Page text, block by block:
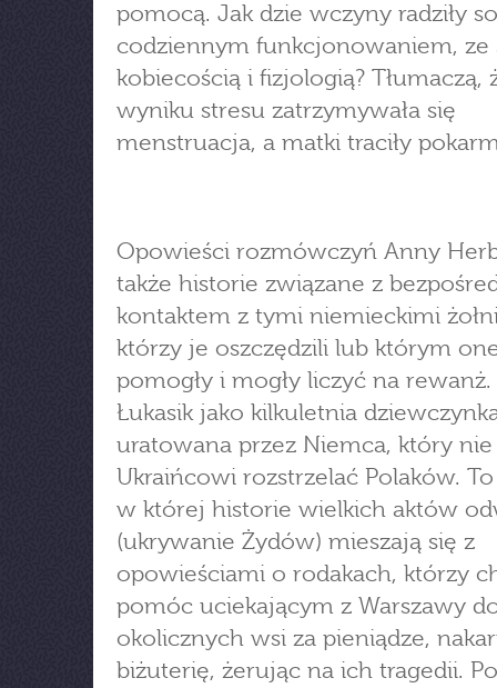
pomocą. Jak dzie wczyny radziły
codziennym funkcjonowaniem, ze
kobiecością i fizjologią? Tłumaczą,
wyniku stresu zatrzymywała się
menstruacja, a matki traciły
Opowieści rozmówczyń Anny
także historie związane z
kontaktem z tymi niemieckimi
którzy je oszczędzili lub którym
pomogły i mogły liczyć na
Łukasik jako kilkuletnia
uratowana przez Niemca, który nie
Ukraińcowi rozstrzelać Polaków. To
w której historie wielkich aktów
(ukrywanie Żydów) mieszają się z
opowieściami o rodakach, którzy
pomóc uciekającym z Warszawy
okolicznych wsi za pieniądze,
biżuterię, żerując na ich tragedii.